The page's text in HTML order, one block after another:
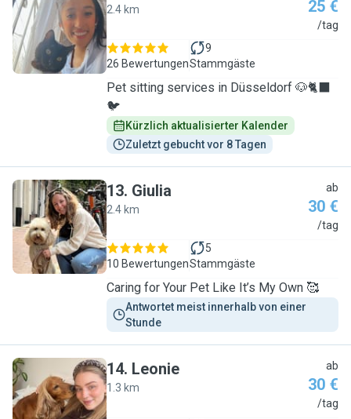
A
2.4 km 25 €
/tag
26 Bewertungen
9
Stammgäste
Pet sitting services in Düsseldorf 🐶🐈‍⬛
🐦
Kürzlich aktualisierter Kalender
Zuletzt gebucht vor 8 Tagen
G
13. Giulia
2.4 km
ab
30 €
/tag
10 Bewertungen
5
Stammgäste
Caring for Your Pet Like It’s My Own 🥰
Antwortet meist innerhalb von einer
Stunde
L
14. Leonie
1.3 km
ab
30 €
/tag